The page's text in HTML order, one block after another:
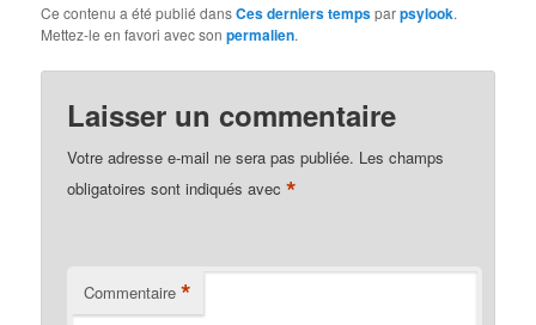
Ce contenu a été publié dansCes derniers tempsparpsylook.
Mettez-le en favori avec sonpermalien.
Laisser un commentaire
Votre adresse e-mail ne sera pas publiée. Les champs
obligatoires sont indiqués avec*
Commentaire *